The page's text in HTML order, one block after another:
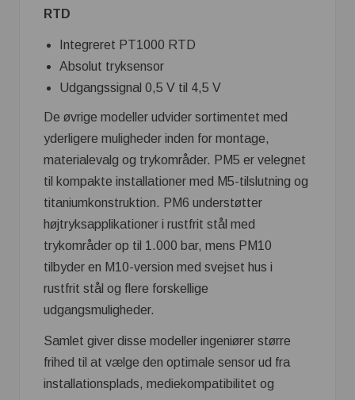
RTD
Integreret PT1000 RTD
Absolut tryksensor
Udgangssignal 0,5 V til 4,5 V
De øvrige modeller udvider sortimentet med
yderligere muligheder inden for montage,
materialevalg og trykområder. PM5 er velegnet
til kompakte installationer med M5-tilslutning og
titaniumkonstruktion. PM6 understøtter
højtryksapplikationer i rustfrit stål med
trykområder op til 1.000 bar, mens PM10
tilbyder en M10-version med svejset hus i
rustfrit stål og flere forskellige
udgangsmuligheder.
Samlet giver disse modeller ingeniører større
frihed til at vælge den optimale sensor ud fra
installationsplads, mediekompatibilitet og